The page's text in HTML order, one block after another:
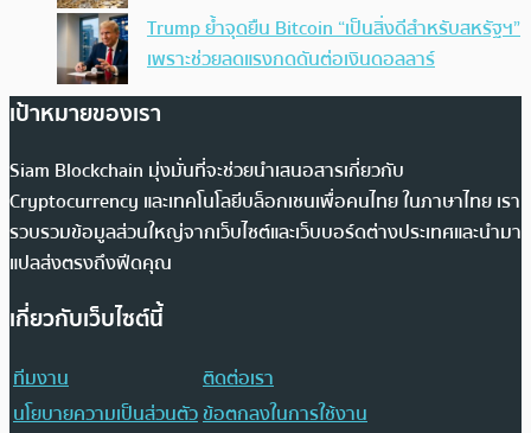
Trump ย้ำจุดยืน Bitcoin “เป็นสิ่งดีสำหรับสหรัฐฯ”
เพราะช่วยลดแรงกดดันต่อเงินดอลลาร์
เป้าหมายของเรา
Siam Blockchain มุ่งมั่นที่จะช่วยนำเสนอสารเกี่ยวกับ
Cryptocurrency และเทคโนโลยีบล็อกเชนเพื่อคนไทย ในภาษาไทย เรา
รวบรวมข้อมูลส่วนใหญ่จากเว็บไซต์และเว็บบอร์ดต่างประเทศและนำมา
แปลส่งตรงถึงฟีดคุณ
เกี่ยวกับเว็บไซต์นี้
ทีมงาน
ติดต่อเรา
นโยบายความเป็นส่วนตัวข้อตกลงในการใช้งาน